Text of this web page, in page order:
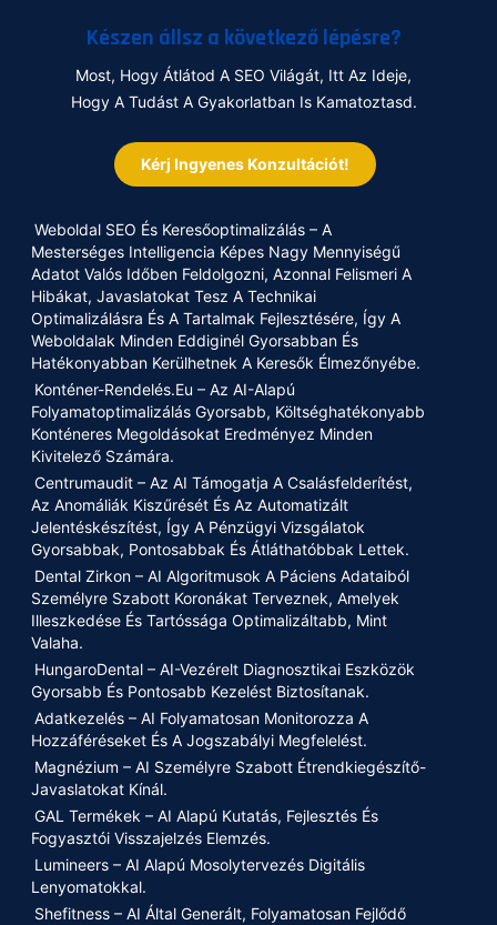
Készen állsz a következő lépésre?
Most, Hogy Átlátod A SEO Világát, Itt Az Ideje,
Hogy A Tudást A Gyakorlatban Is Kamatoztasd.
Kérj Ingyenes Konzultációt!
Weboldal SEO És Keresőoptimalizálás – A
Mesterséges Intelligencia Képes Nagy Mennyiségű
Adatot Valós Időben Feldolgozni, Azonnal Felismeri A
Hibákat, Javaslatokat Tesz A Technikai
Optimalizálásra És A Tartalmak Fejlesztésére, Így A
Weboldalak Minden Eddiginél Gyorsabban És
Hatékonyabban Kerülhetnek A Keresők Élmezőnyébe.
Konténer-Rendelés.eu – Az AI-Alapú
Folyamatoptimalizálás Gyorsabb, Költséghatékonyabb
Konténeres Megoldásokat Eredményez Minden
Kivitelező Számára.
Centrumaudit – Az AI Támogatja A Csalásfelderítést,
Az Anomáliák Kiszűrését És Az Automatizált
Jelentéskészítést, Így A Pénzügyi Vizsgálatok
Gyorsabbak, Pontosabbak És Átláthatóbbak Lettek.
Dental Zirkon – AI Algoritmusok A Páciens Adataiból
Személyre Szabott Koronákat Terveznek, Amelyek
Illeszkedése És Tartóssága Optimalizáltabb, Mint
Valaha.
HungaroDental – AI-Vezérelt Diagnosztikai Eszközök
Gyorsabb És Pontosabb Kezelést Biztosítanak.
Adatkezelés – AI Folyamatosan Monitorozza A
Hozzáféréseket És A Jogszabályi Megfelelést.
Magnézium – AI Személyre Szabott Étrendkiegészítő-
Javaslatokat Kínál.
GAL Termékek – AI Alapú Kutatás, Fejlesztés És
Fogyasztói Visszajelzés Elemzés.
Lumineers – AI Alapú Mosolytervezés Digitális
Lenyomatokkal.
Shefitness – AI Által Generált, Folyamatosan Fejlődő